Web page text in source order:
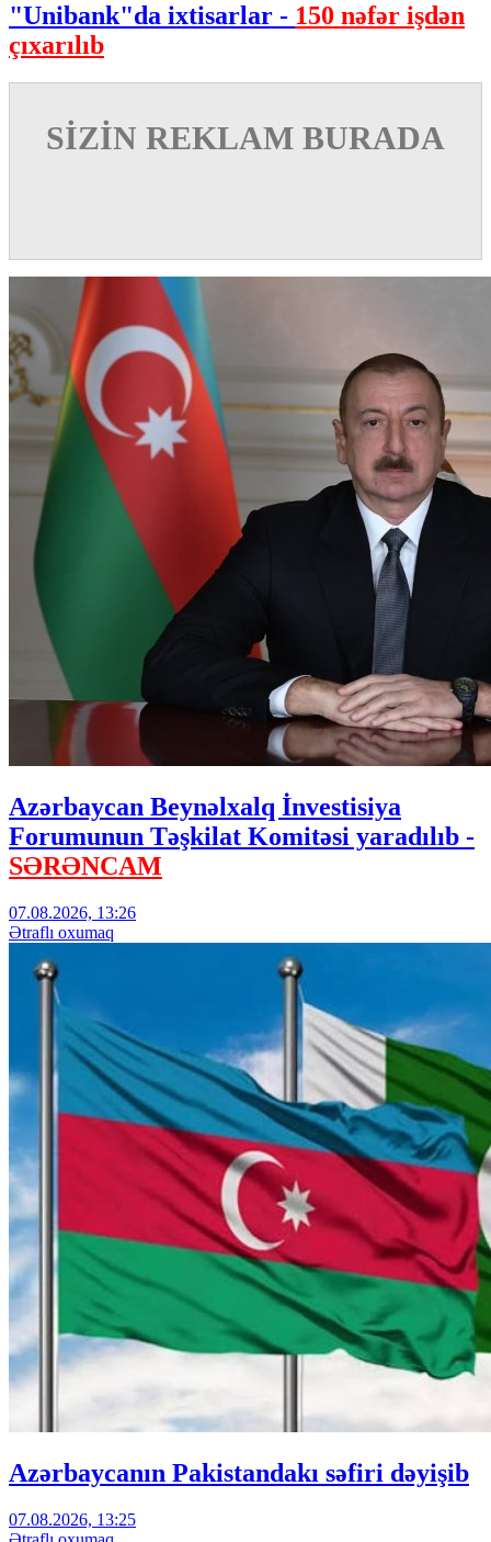
"Unibank"da ixtisarlar - 150 nəfər işdən
çıxarılıb
SİZİN REKLAM BURADA
Azərbaycan Beynəlxalq İnvestisiya
Forumunun Təşkilat Komitəsi yaradılıb -
SƏRƏNCAM
07.08.2026, 13:26
Ətraflı oxumaq
Azərbaycanın Pakistandakı səfiri dəyişib
07.08.2026, 13:25